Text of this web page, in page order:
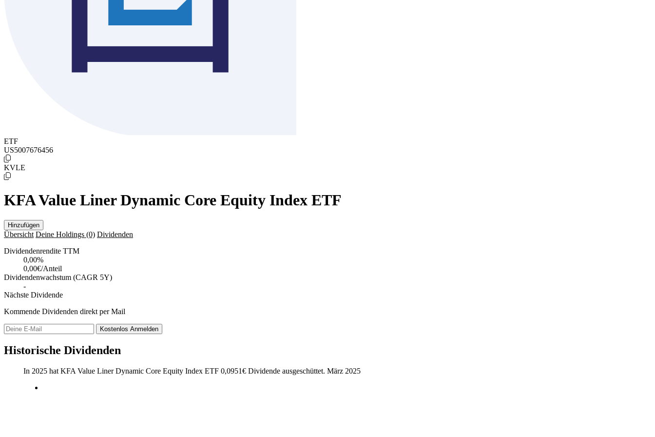
ETF
US5007676456
KVLE
KFA Value Liner Dynamic Core Equity Index ETF
Hinzufügen
Übersicht Deine Holdings (0) Dividenden
Dividendenrendite TTM
0,00%
0,00€/Anteil
Dividendenwachstum (CAGR 5Y)
-
Nächste Dividende
Kommende Dividenden direkt per Mail
Kostenlos Anmelden
Historische Dividenden
In 2025 hat KFA Value Liner Dynamic Core Equity Index ETF 0,0951€ Dividende ausgeschüttet. März 2025